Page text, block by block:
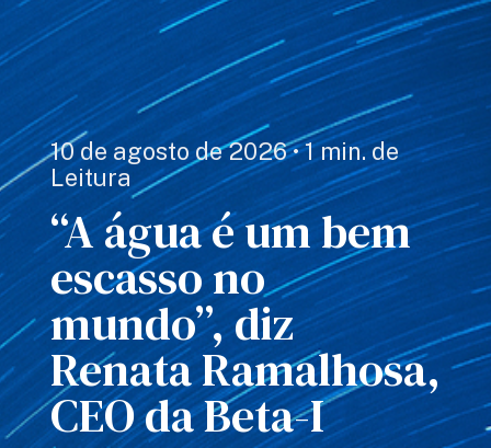
10 de agosto de 2026 • 1 min. de
Leitura
“A água é um bem
escasso no
mundo”, diz
Renata Ramalhosa,
CEO da Beta-I